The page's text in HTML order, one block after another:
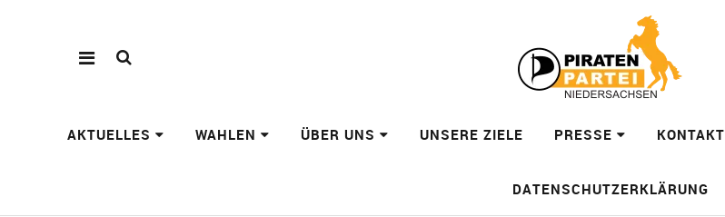
AKTUELLES WAHLEN ÜBER UNS UNSERE ZIELE PRESSE KONTAKT
DATENSCHUTZERKLÄRUNG